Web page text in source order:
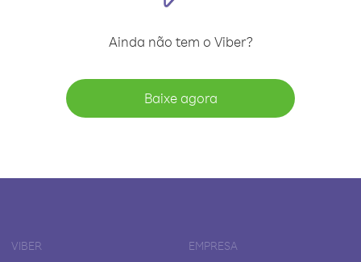
Ainda não tem o Viber?
Baixe agora
VIBER EMPRESA